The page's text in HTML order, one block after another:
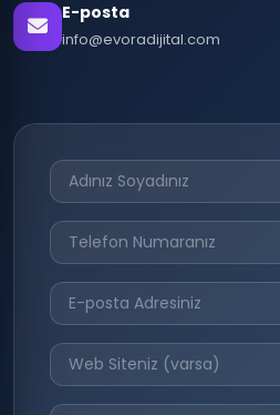
E-posta
info@evoradijital.com